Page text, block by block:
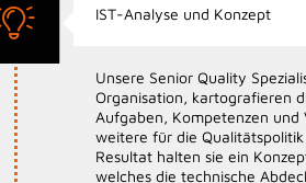
IST-Analyse und Konzept
Unsere Senior Quality
Organisation, kartografieren
Aufgaben, Kompetenzen
weitere für die
Resultat halten sie ein
welches die technische